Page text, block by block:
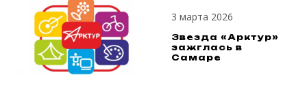
3 марта 2026
Звезда «Арктур»
зажглась в
Самаре